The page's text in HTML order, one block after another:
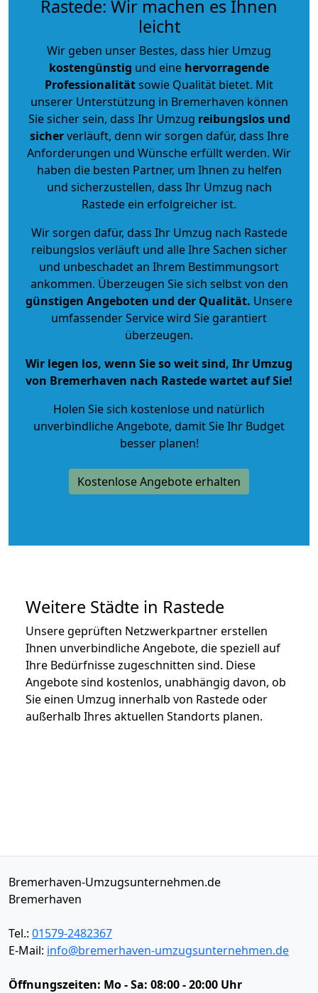
Rastede: Wir machen es Ihnen
leicht
Wir geben unser Bestes, dass hier Umzug
kostengünstig und eine hervorragende
Professionalitätsowie Qualität bietet. Mit
unserer Unterstützung in Bremerhaven können
Sie sicher sein, dass Ihr Umzug reibungslos und
sicherverläuft, denn wir sorgen dafür, dass Ihre
Anforderungen und Wünsche erfüllt werden. Wir
haben die besten Partner, um Ihnen zu helfen
und sicherzustellen, dass Ihr Umzug nach
Rastede ein erfolgreicher ist.
Wir sorgen dafür, dass Ihr Umzug nach Rastede
reibungslos verläuft und alle Ihre Sachen sicher
und unbeschadet an Ihrem Bestimmungsort
ankommen. Überzeugen Sie sich selbst von den
günstigen Angeboten und der Qualität. Unsere
umfassender Service wird Sie garantiert
überzeugen.
Wir legen los, wenn Sie so weit sind, Ihr Umzug
von Bremerhaven nach Rastede wartet auf Sie!
Holen Sie sich kostenlose und natürlich
unverbindliche Angebote, damit Sie Ihr Budget
besser planen!
Kostenlose Angebote erhalten
Weitere Städte in Rastede
Unsere geprüften Netzwerkpartner erstellen
Ihnen unverbindliche Angebote, die speziell auf
Ihre Bedürfnisse zugeschnitten sind. Diese
Angebote sind kostenlos, unabhängig davon, ob
Sie einen Umzug innerhalb von Rastede oder
außerhalb Ihres aktuellen Standorts planen.
Bremerhaven-Umzugsunternehmen.de
Bremerhaven
Tel.: 01579-2482367
E-Mail: info@bremerhaven-umzugsunternehmen.de
Öffnungszeiten: Mo - Sa: 08:00 - 20:00 Uhr